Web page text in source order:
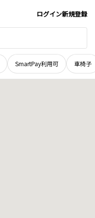
ログイン新規登録
SmartPay利用可 車椅子